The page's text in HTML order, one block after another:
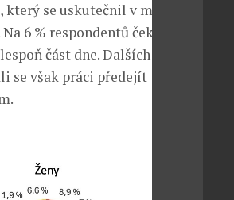
se uskutečnil v minulých
6 % respondentů čeká
část dne. Dalších 13 %
se však práci předejít